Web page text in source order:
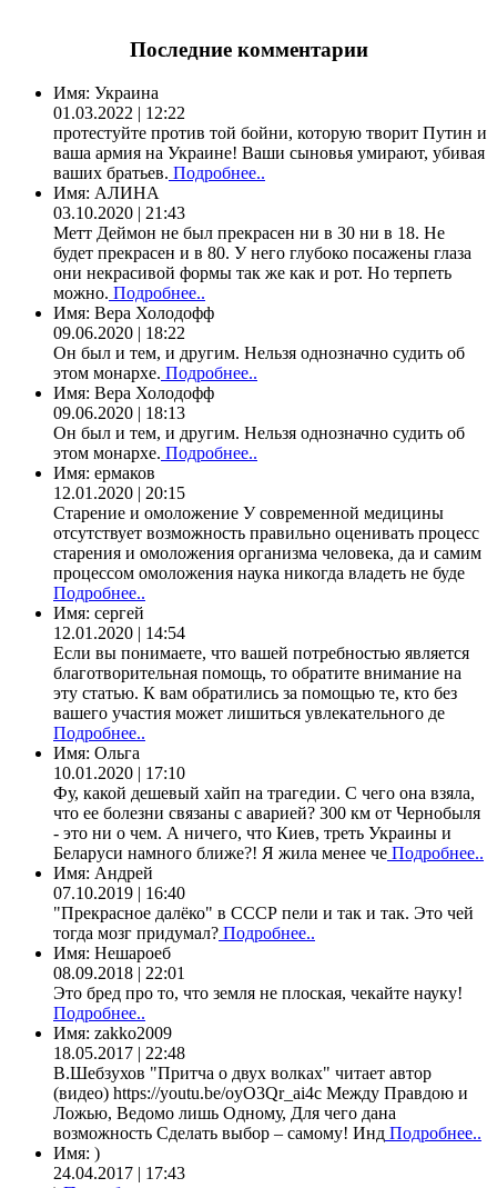
Последние комментарии
Имя: Украина
01.03.2022 | 12:22
протестуйте против той бойни, которую творит Путин и
ваша армия на Украине! Ваши сыновья умирают, убивая
ваших братьев. Подробнее..
Имя: АЛИНА
03.10.2020 | 21:43
Метт Деймон не был прекрасен ни в 30 ни в 18. Не
будет прекрасен и в 80. У него глубоко посажены глаза
они некрасивой формы так же как и рот. Но терпеть
можно. Подробнее..
Имя: Вера Холодофф
09.06.2020 | 18:22
Он был и тем, и другим. Нельзя однозначно судить об
этом монархе. Подробнее..
Имя: Вера Холодофф
09.06.2020 | 18:13
Он был и тем, и другим. Нельзя однозначно судить об
этом монархе. Подробнее..
Имя: ермаков
12.01.2020 | 20:15
Старение и омоложение У современной медицины
отсутствует возможность правильно оценивать процесс
старения и омоложения организма человека, да и самим
процессом омоложения наука никогда владеть не буде
Подробнее..
Имя: сергей
12.01.2020 | 14:54
Если вы понимаете, что вашей потребностью является
благотворительная помощь, то обратите внимание на
эту статью. К вам обратились за помощью те, кто без
вашего участия может лишиться увлекательного де
Подробнее..
Имя: Ольга
10.01.2020 | 17:10
Фу, какой дешевый хайп на трагедии. С чего она взяла,
что ее болезни связаны с аварией? 300 км от Чернобыля
- это ни о чем. А ничего, что Киев, треть Украины и
Беларуси намного ближе?! Я жила менее че Подробнее..
Имя: Андрей
07.10.2019 | 16:40
"Прекрасное далёко" в СССР пели и так и так. Это чей
тогда мозг придумал? Подробнее..
Имя: Нешароеб
08.09.2018 | 22:01
Это бред про то, что земля не плоская, чекайте науку!
Подробнее..
Имя: zakko2009
18.05.2017 | 22:48
В.Шебзухов "Притча о двух волках" читает автор
(видео) https://youtu.be/oyO3Qr_ai4c Между Правдою и
Ложью, Ведомо лишь Одному, Для чего дана
возможность Сделать выбор – самому! Инд Подробнее..
Имя: )
24.04.2017 | 17:43